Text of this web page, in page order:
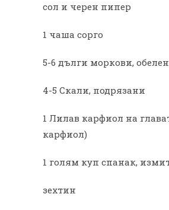
сол и черен пипер
1 чаша сорго
5-6 дълги моркови,
4-5 Скали, подрязани
1 Лилав карфиол на
карфиол)
1 голям куп спанак,
зехтин